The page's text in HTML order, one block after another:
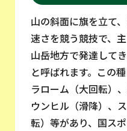
山の斜面に旗を立て
速さを競う競技で、
山岳地方で発達して
と呼ばれます。この
ラローム（大回転）
ウンヒル（滑降）、
転）等があり、国ス